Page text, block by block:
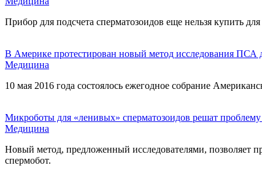
Прибор для подсчета сперматозоидов еще нельзя купить
В Америке протестирован новый метод исследования ПСА
Медицина
10 мая 2016 года состоялось ежегодное собрание
Микроботы для «ленивых» сперматозоидов решат
Медицина
Новый метод, предложенный исследователями, позволяет
спермобот.